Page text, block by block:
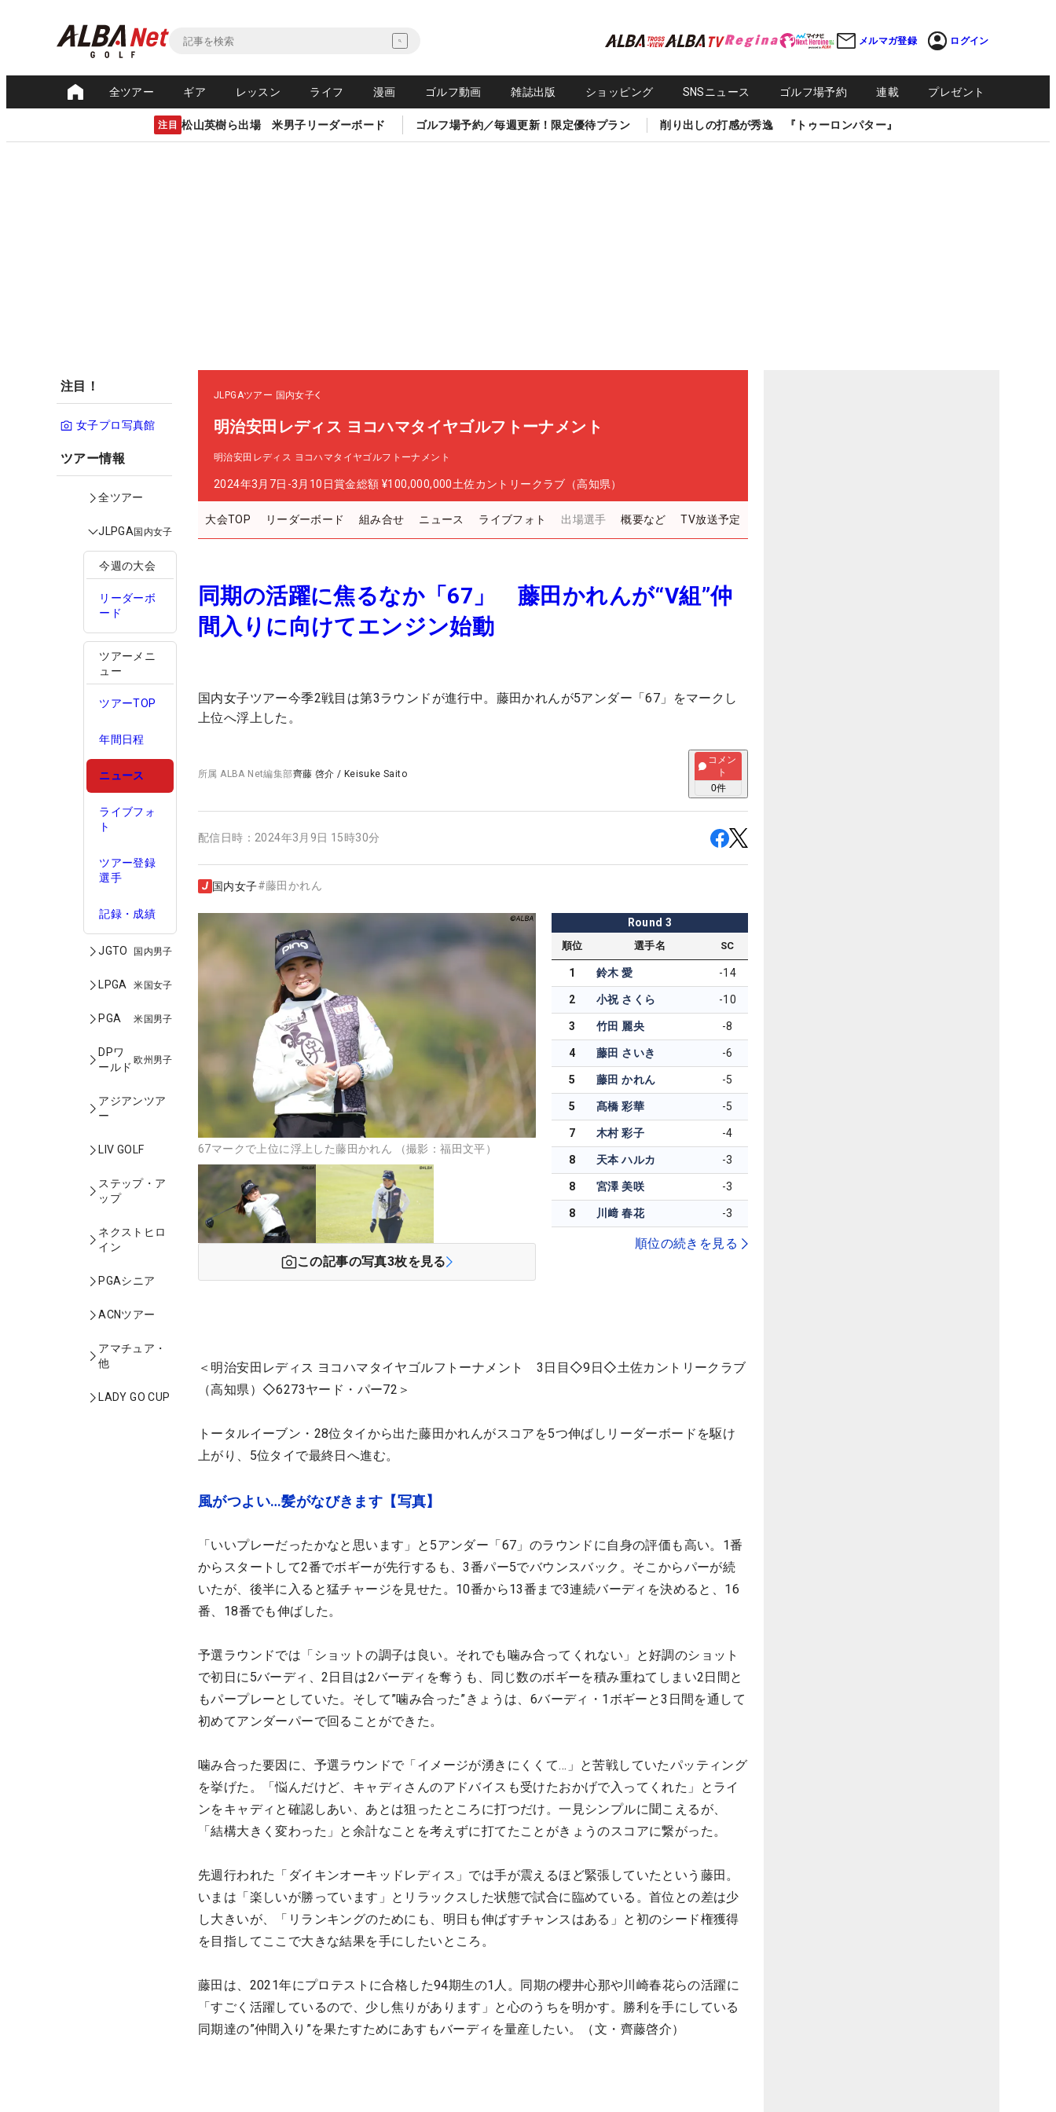
メルマガ登録 ログイン
全ツアー ギア レッスン ライフ 漫画 ゴルフ動画 雑誌出版 ショッピング SNSニュース ゴルフ場予約 連載 プレゼント
注目 松山英樹ら出場 米男子リーダーボード ゴルフ場予約／毎週更新！限定優待プラン 削り出しの打感が秀逸 『トゥーロンパター』
注目！
女子プロ写真館
ツアー情報
全ツアー
JLPGA国内女子
今週の大会
リーダーボ
ード
ツアーメニ
ュー
ツアーTOP
年間日程
ニュース
ライブフォ
ト
ツアー登録
選手
記録・成績
JGTO 国内男子
LPGA 米国女子
PGA 米国男子
DPワ
ールド
欧州男子
アジアンツア
ー
LIV GOLF
ステップ・ア
ップ
ネクストヒロ
イン
PGAシニア
ACNツアー
アマチュア・
他
LADY GO CUP
JLPGAツアー 国内女子
明治安田レディス ヨコハマタイヤゴルフトーナメント
明治安田レディス ヨコハマタイヤゴルフトーナメント
2024年3月7日-3月10日賞金総額 ¥100,000,000土佐カントリークラブ（高知県）
大会TOP リーダーボード 組み合せ ニュース ライブフォト 出場選手 概要など TV放送予定
同期の活躍に焦るなか「67」 藤田かれんが“V組”仲
間入りに向けてエンジン始動
国内女子ツアー今季2戦目は第3ラウンドが進行中。藤田かれんが5アンダー「67」をマークし
上位へ浮上した。
所属ALBA Net編集部齊藤 啓介 / Keisuke Saito
コメン
ト
0件
配信日時： 2024年3月9日 15時30分
国内女子#藤田かれん
67マークで上位に浮上した藤田かれん （撮影：福田文平）
この記事の写真3枚を見る
Round 3
順位 選手名 SC
1 鈴木 愛 -14
2 小祝 さくら -10
3 竹田 麗央 -8
4 藤田 さいき -6
5 藤田 かれん -5
5 髙橋 彩華 -5
7 木村 彩子 -4
8 天本 ハルカ -3
8 宮澤 美咲 -3
8 川﨑 春花 -3
順位の続きを見る
＜明治安田レディス ヨコハマタイヤゴルフトーナメント 3日目◇9日◇土佐カントリークラブ
（高知県）◇6273ヤード・パー72＞
トータルイーブン・28位タイから出た藤田かれんがスコアを5つ伸ばしリーダーボードを駆け
上がり、5位タイで最終日へ進む。
風がつよい…髪がなびきます【写真】
「いいプレーだったかなと思います」と5アンダー「67」のラウンドに自身の評価も高い。1番
からスタートして2番でボギーが先行するも、3番パー5でバウンスバック。そこからパーが続
いたが、後半に入ると猛チャージを見せた。10番から13番まで3連続バーディを決めると、16
番、18番でも伸ばした。
予選ラウンドでは「ショットの調子は良い。それでも噛み合ってくれない」と好調のショット
で初日に5バーディ、2日目は2バーディを奪うも、同じ数のボギーを積み重ねてしまい2日間と
もパープレーとしていた。そして”噛み合った”きょうは、6バーディ・1ボギーと3日間を通して
初めてアンダーパーで回ることができた。
噛み合った要因に、予選ラウンドで「イメージが湧きにくくて…」と苦戦していたパッティング
を挙げた。「悩んだけど、キャディさんのアドバイスも受けたおかげで入ってくれた」とライ
ンをキャディと確認しあい、あとは狙ったところに打つだけ。一見シンプルに聞こえるが、
「結構大きく変わった」と余計なことを考えずに打てたことがきょうのスコアに繋がった。
先週行われた「ダイキンオーキッドレディス」では手が震えるほど緊張していたという藤田。
いまは「楽しいが勝っています」とリラックスした状態で試合に臨めている。首位との差は少
し大きいが、「リランキングのためにも、明日も伸ばすチャンスはある」と初のシード権獲得
を目指してここで大きな結果を手にしたいところ。
藤田は、2021年にプロテストに合格した94期生の1人。同期の櫻井心那や川崎春花らの活躍に
「すごく活躍しているので、少し焦りがあります」と心のうちを明かす。勝利を手にしている
同期達の”仲間入り”を果たすためにあすもバーディを量産したい。（文・齊藤啓介）